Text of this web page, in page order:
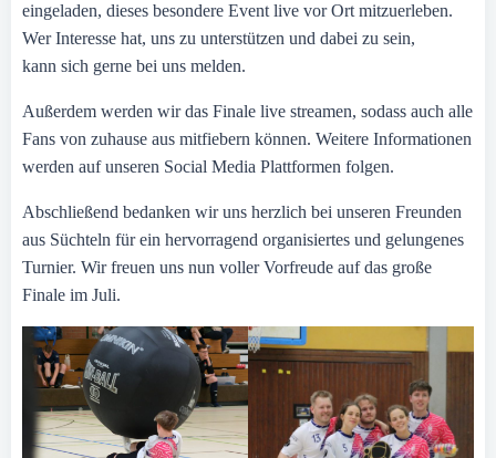
eingeladen, dieses besondere Event live vor Ort mitzuerleben.
Wer Interesse hat, uns zu unterstützen und dabei zu sein,
kann sich gerne bei uns melden.
Außerdem werden wir das Finale live streamen, sodass auch alle
Fans von zuhause aus mitfiebern können. Weitere Informationen
werden auf unseren Social Media Plattformen folgen.
Abschließend bedanken wir uns herzlich bei unseren Freunden
aus Süchteln für ein hervorragend organisiertes und gelungenes
Turnier. Wir freuen uns nun voller Vorfreude auf das große
Finale im Juli.